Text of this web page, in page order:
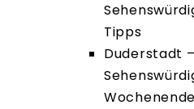
Tipps
Duderstadt
Wochenende